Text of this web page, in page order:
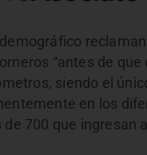
“antes de
siendo el
en los
700 que ingresan